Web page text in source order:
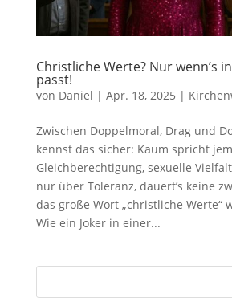
Christliche Werte? Nur wenn’s
passt!
von Daniel | Apr. 18, 2025 |
Zwischen Doppelmoral, Drag und
kennst das sicher: Kaum spricht
Gleichberechtigung, sexuelle
nur über Toleranz, dauert’s keine
das große Wort „christliche Werte“
Wie ein Joker in einer...